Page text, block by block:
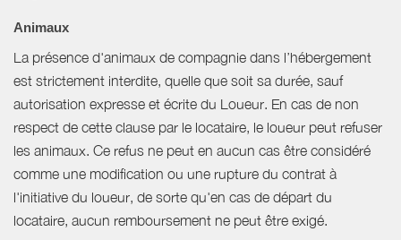
Animaux
La présence d'animaux de compagnie dans l’hébergement
est strictement interdite, quelle que soit sa durée, sauf
autorisation expresse et écrite du Loueur. En cas de non
respect de cette clause par le locataire, le loueur peut refuser
les animaux. Ce refus ne peut en aucun cas être considéré
comme une modification ou une rupture du contrat à
l'initiative du loueur, de sorte qu'en cas de départ du
locataire, aucun remboursement ne peut être exigé.